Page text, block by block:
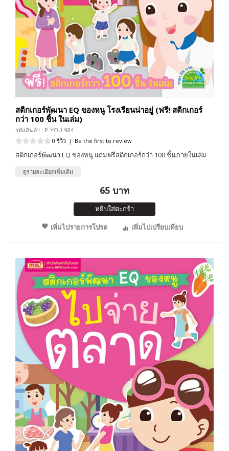
สติกเกอร์พัฒนา EQ ของหนู โรงเรียนน่าอยู่ (ฟรี! สติกเกอร์
กว่า 100 ชิ้น ในเล่ม)
รหัสสินค้า : P-YOU-984
0 รีวิว | Be the first to review
สติกเกอร์พัฒนา EQ ของหนู แถมฟรีสติกเกอร์กว่า 100 ชิ้นภายในเล่ม
ดูรายละเอียดเพิ่มเติม
65 บาท
หยิบใส่ตะกร้า
เพิ่มไปรายการโปรด
เพิ่มไปเปรียบเทียบ